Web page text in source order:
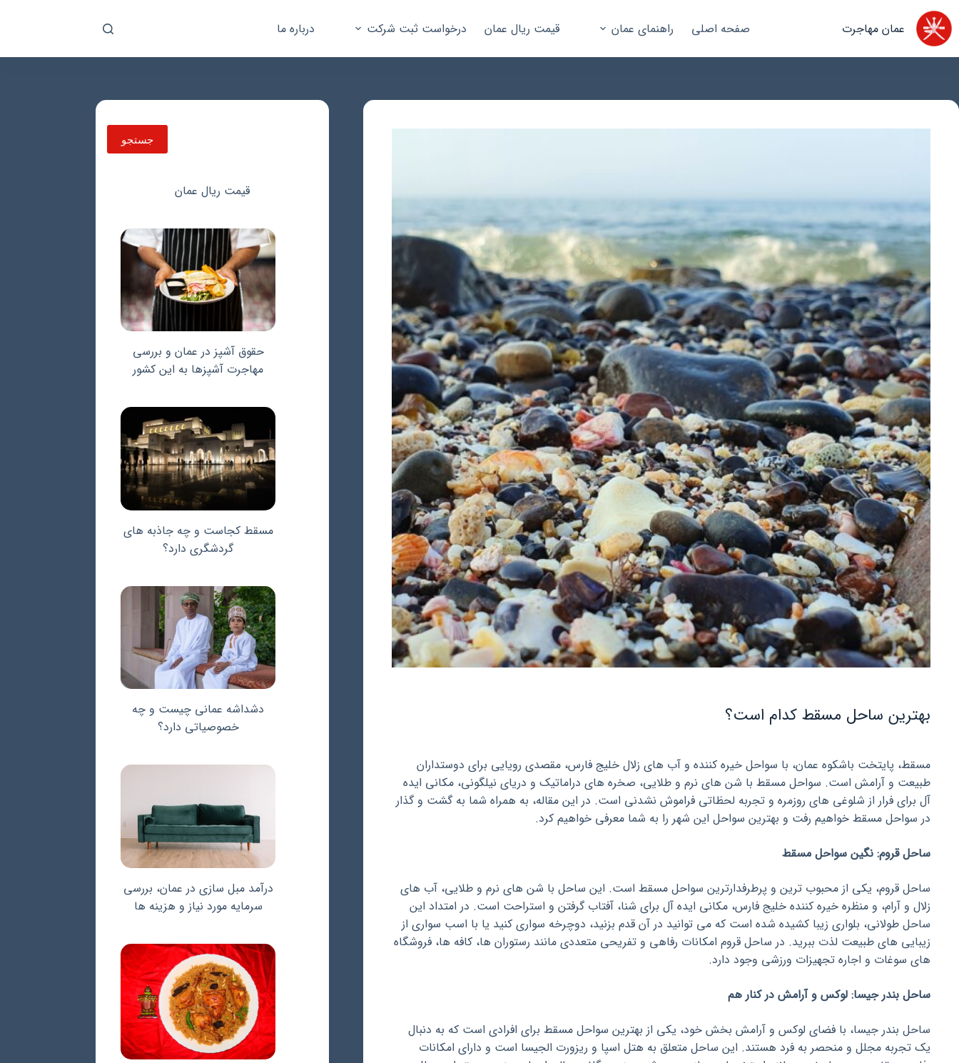
پرش
به
محتوا
عمان مهاجرت صفحه اصلی راهنمای عمان قیمت ریال عمان درخواست ثبت شرکت درباره ما
بهترین ساحل مسقط کدام است؟
مسقط، پایتخت باشکوه عمان، با سواحل خیره کننده و آب های زلال خلیج فارس، مقصدی رویایی برای دوستداران
طبیعت و آرامش است. سواحل مسقط با شن های نرم و طلایی، صخره های دراماتیک و دریای نیلگونی، مکانی ایده
آل برای فرار از شلوغی های روزمره و تجربه لحظاتی فراموش نشدنی است. در این مقاله، به همراه شما به گشت و گذار
در سواحل مسقط خواهیم رفت و بهترین سواحل این شهر را به شما معرفی خواهیم کرد.
ساحل قروم: نگین سواحل مسقط
ساحل قروم، یکی از محبوب ترین و پرطرفدارترین سواحل مسقط است. این ساحل با شن های نرم و طلایی، آب های
زلال و آرام، و منظره خیره کننده خلیج فارس، مکانی ایده آل برای شنا، آفتاب گرفتن و استراحت است. در امتداد این
ساحل طولانی، بلواری زیبا کشیده شده است که می توانید در آن قدم بزنید، دوچرخه سواری کنید یا با اسب سواری از
زیبایی های طبیعت لذت ببرید. در ساحل قروم امکانات رفاهی و تفریحی متعددی مانند رستوران ها، کافه ها، فروشگاه
های سوغات و اجاره تجهیزات ورزشی وجود دارد.
ساحل بندر جیسا: لوکس و آرامش در کنار هم
ساحل بندر جیسا، با فضای لوکس و آرامش بخش خود، یکی از بهترین سواحل مسقط برای افرادی است که به دنبال
یک تجربه مجلل و منحصر به فرد هستند. این ساحل متعلق به هتل اسپا و ریزورت الجیسا است و دارای امکانات
جستجو
قیمت ریال عمان
حقوق آشپز در عمان و بررسی
مهاجرت آشپزها به این کشور
مسقط کجاست و چه جاذبه های
گردشگری دارد؟
دشداشه عمانی چیست و چه
خصوصیاتی دارد؟
درآمد مبل سازی در عمان، بررسی
سرمایه مورد نیاز و هزینه ها